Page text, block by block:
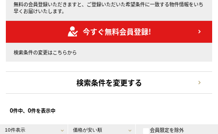
無料の会員登録いただきますと、ご登録いただいた希望条件に一致する物件情報をいち
早くお届けいたします。
今すぐ無料会員登録!
検索条件の変更はこちらから
検索条件を変更する
0件中、 0件を表示中
会員限定を除外